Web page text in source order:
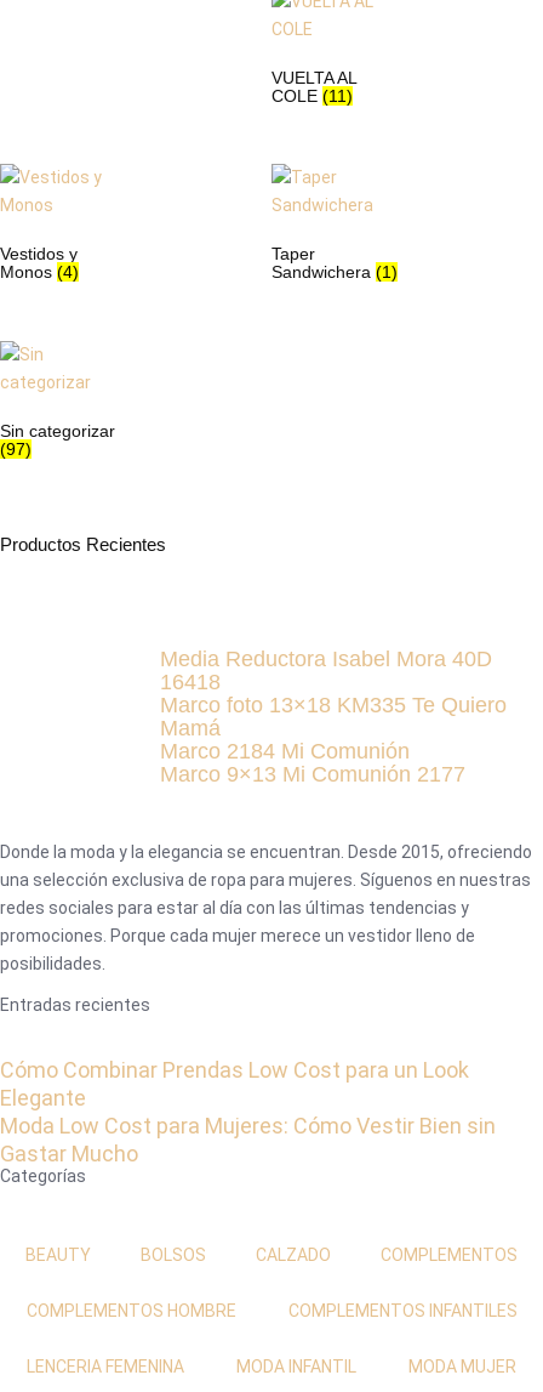
VUELTA AL
COLE (11)
Vestidos y
Monos (4)
Taper
Sandwichera (1)
Sin categorizar
(97)
Productos Recientes
Media Reductora Isabel Mora 40D
16418
Marco foto 13×18 KM335 Te Quiero
Mamá
Marco 2184 Mi Comunión
Marco 9×13 Mi Comunión 2177
Donde la moda y la elegancia se encuentran. Desde 2015, ofreciendo
una selección exclusiva de ropa para mujeres. Síguenos en nuestras
redes sociales para estar al día con las últimas tendencias y
promociones. Porque cada mujer merece un vestidor lleno de
posibilidades.
Entradas recientes
Cómo Combinar Prendas Low Cost para un Look
Elegante
Moda Low Cost para Mujeres: Cómo Vestir Bien sin
Gastar Mucho
Categorías
BEAUTY BOLSOS CALZADO COMPLEMENTOS
COMPLEMENTOS HOMBRE COMPLEMENTOS INFANTILES
LENCERIA FEMENINA MODA INFANTIL MODA MUJER